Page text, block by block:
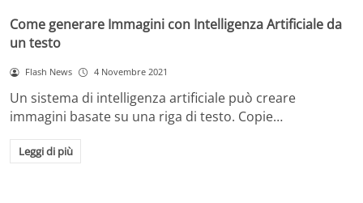
Come generare Immagini con Intelligenza Artificiale da
un testo
Flash News 4 Novembre 2021
Un sistema di intelligenza artificiale può creare
immagini basate su una riga di testo. Copie…
Leggi di più